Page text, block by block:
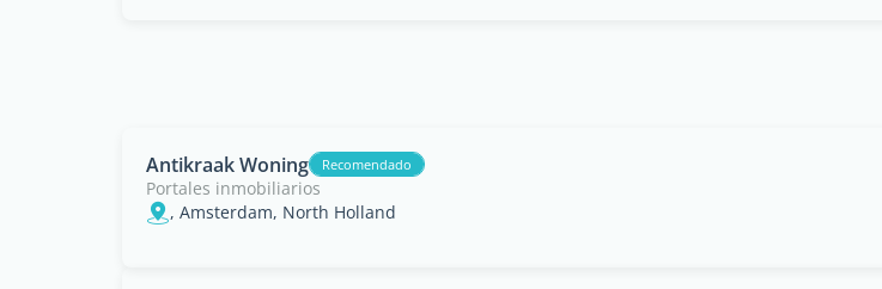
Antikraak Woning Recomendado
Portales inmobiliarios
, Amsterdam, North Holland